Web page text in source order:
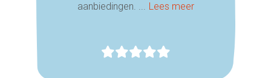
aanbiedingen. ... Lees meer